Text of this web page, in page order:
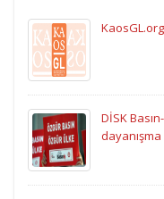
DİSK
dayanışma